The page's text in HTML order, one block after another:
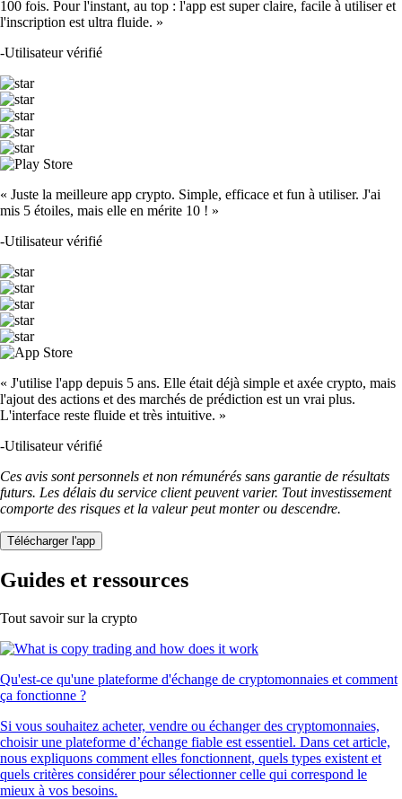
100 fois. Pour l'instant, au top : l'app est super claire, facile à utiliser et
l'inscription est ultra fluide. »
-Utilisateur vérifié
« Juste la meilleure app crypto. Simple, efficace et fun à utiliser. J'ai
mis 5 étoiles, mais elle en mérite 10 ! »
-Utilisateur vérifié
« J'utilise l'app depuis 5 ans. Elle était déjà simple et axée crypto, mais
l'ajout des actions et des marchés de prédiction est un vrai plus.
L'interface reste fluide et très intuitive. »
-Utilisateur vérifié
Ces avis sont personnels et non rémunérés sans garantie de résultats
futurs. Les délais du service client peuvent varier. Tout investissement
comporte des risques et la valeur peut monter ou descendre.
Télécharger l'app
Guides et ressources
Tout savoir sur la crypto
Qu'est-ce qu'une plateforme d'échange de cryptomonnaies et comment
ça fonctionne ?
Si vous souhaitez acheter, vendre ou échanger des cryptomonnaies,
choisir une plateforme d’échange fiable est essentiel. Dans cet article,
nous expliquons comment elles fonctionnent, quels types existent et
quels critères considérer pour sélectionner celle qui correspond le
mieux à vos besoins.